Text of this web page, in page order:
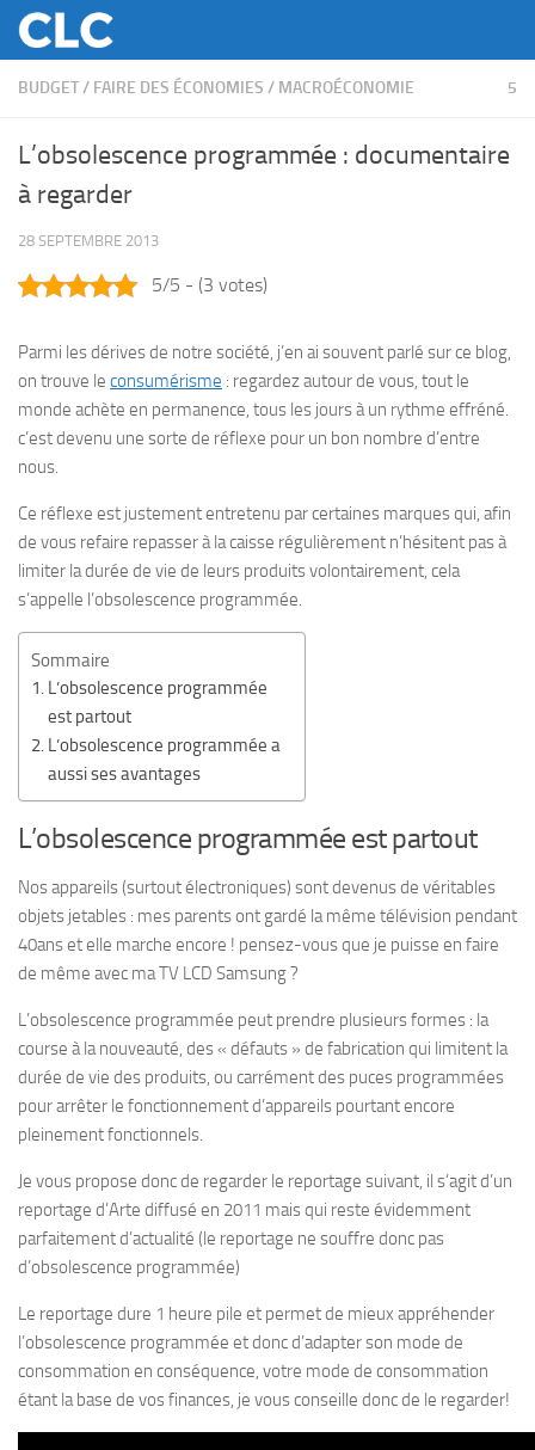
Skip to content
BUDGET/ FAIRE DES ÉCONOMIES / MACROÉCONOMIE 5
L’obsolescence programmée : documentaire
à regarder
28 SEPTEMBRE 2013
5/5 - (3 votes)
Parmi les dérives de notre société, j’en ai souvent parlé sur ce blog,
on trouve le consumérisme : regardez autour de vous, tout le
monde achète en permanence, tous les jours à un rythme effréné.
c’est devenu une sorte de réflexe pour un bon nombre d’entre
nous.
Ce réflexe est justement entretenu par certaines marques qui, afin
de vous refaire repasser à la caisse régulièrement n’hésitent pas à
limiter la durée de vie de leurs produits volontairement, cela
s’appelle l’obsolescence programmée.
Sommaire
L’obsolescence programmée
est partout
L’obsolescence programmée a
aussi ses avantages
L’obsolescence programmée est partout
Nos appareils (surtout électroniques) sont devenus de véritables
objets jetables : mes parents ont gardé la même télévision pendant
40ans et elle marche encore ! pensez-vous que je puisse en faire
de même avec ma TV LCD Samsung ?
L’obsolescence programmée peut prendre plusieurs formes : la
course à la nouveauté, des « défauts » de fabrication qui limitent la
durée de vie des produits, ou carrément des puces programmées
pour arrêter le fonctionnement d’appareils pourtant encore
pleinement fonctionnels.
Je vous propose donc de regarder le reportage suivant, il s’agit d’un
reportage d’Arte diffusé en 2011 mais qui reste évidemment
parfaitement d’actualité (le reportage ne souffre donc pas
d’obsolescence programmée)
Le reportage dure 1 heure pile et permet de mieux appréhender
l’obsolescence programmée et donc d’adapter son mode de
consommation en conséquence, votre mode de consommation
étant la base de vos finances, je vous conseille donc de le regarder!